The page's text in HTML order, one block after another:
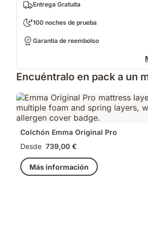
Entrega Gratuita
100 noches de prueba
Garantía de reembolso
Encuéntralo en pack a un
Colchón Emma Original Pro
Desde 739,00 €
Más información